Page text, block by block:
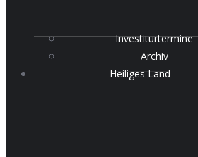
Investiturtermine
Archiv
Heiliges Land